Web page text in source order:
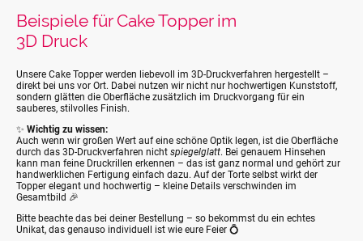
Beispiele für Cake Topper im
3D Druck
Unsere Cake Topper werden liebevoll im 3D-Druckverfahren hergestellt –
direkt bei uns vor Ort. Dabei nutzen wir nicht nur hochwertigen Kunststoff,
sondern glätten die Oberfläche zusätzlich im Druckvorgang für ein
sauberes, stilvolles Finish.
✨ Wichtig zu wissen:
Auch wenn wir großen Wert auf eine schöne Optik legen, ist die Oberfläche
durch das 3D-Druckverfahren nicht spiegelglatt. Bei genauem Hinsehen
kann man feine Druckrillen erkennen – das ist ganz normal und gehört zur
handwerklichen Fertigung einfach dazu. Auf der Torte selbst wirkt der
Topper elegant und hochwertig – kleine Details verschwinden im
Gesamtbild 🎉
Bitte beachte das bei deiner Bestellung – so bekommst du ein echtes
Unikat, das genauso individuell ist wie eure Feier 💍